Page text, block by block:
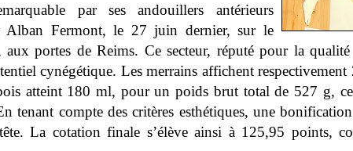
par ses andouillers antérieurs
Alban Fermont, le 27 juin dernier, sur le
portes de Reims. Ce secteur, réputé pour la
cynégétique. Les merrains affichent
atteint 180 ml, pour un poids brut total de 527 g,
tenant compte des critères esthétiques, une
La cotation finale s’élève ainsi à 125,95 points,